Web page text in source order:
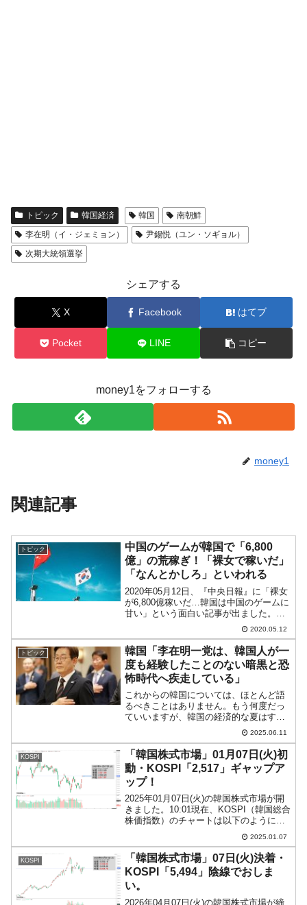
Fact1
夏の甲子園、優勝校を最も多く輩出している都道
府県とは？
Fact1 今話題の「楽天ライオンズ」とは？
奇跡の毛色「白毛馬」とは？
全て勝つといくら？ 競馬GI競走で勝利騎手がもら
Fact1 平成仮面ライダーの意外すぎるモチーフとは？
なスーパーリーグとは？
日本人マスターズ挑戦の歴史。松山以前に最高位
だった選手とは？
トピック 韓国経済 韓国
南朝鮮
李在明（イ・ジェミョン）
尹錫悦（ユン・ソギョル）
次期大統領選挙
シェアする
X Facebook はてブ
Pocket LINE コピー
money1をフォローする
money1
関連記事
トピック
中国のゲームが韓国で「6,800
億」の荒稼ぎ！「裸女で稼いだ」
「なんとかしろ」といわれる
2020年05月12日、『中央日報』に「裸女
が6,800億稼いだ…韓国は中国のゲームに
甘い」という面白い記事が出ました。中
国産のゲームが韓国の人をターゲットに
荒稼ぎをしており、しかもその稼ぎ方が
扇情的な格好をした女性を（言葉は悪い
ですが）エ...
2020.05.12
トピック
韓国「李在明一党は、韓国人が一
度も経験したことのない暗黒と恐
怖時代へ疾走している」
これからの韓国については、ほとんど語
るべきことはありません。もう何度だっ
ていいますが、韓国の経済的な夏はすで
に終わっているのです。また「（明確に
自由民主主義陣営国側に立つ韓国は）お
しまい」であることが確定し、急転落し
ている途中だからです。お...
2025.06.11
KOSPI
「韓国株式市場」01月07日(火)初
動・KOSPI「2,517」ギャップア
ップ！
2025年01月07日(火)の韓国株式市場が開
きました。10:01現在、KOSPI（韓国総合
株価指数）のチャートは以下のようにな
『Investing.com』より引用）。ギャップ
アップして、2,500を回復しました。K...
2025.01.07
KOSPI
「韓国株式市場」07日(火)決着・
KOSPI「5,494」陰線でおしま
い。
2026年04月07日(火)の韓国株式市場が締